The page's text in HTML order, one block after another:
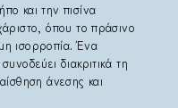
και την πισίνα
όπου το πράσινο
ισορροπία. Ένα
διακριτικά τη
άνεσης και